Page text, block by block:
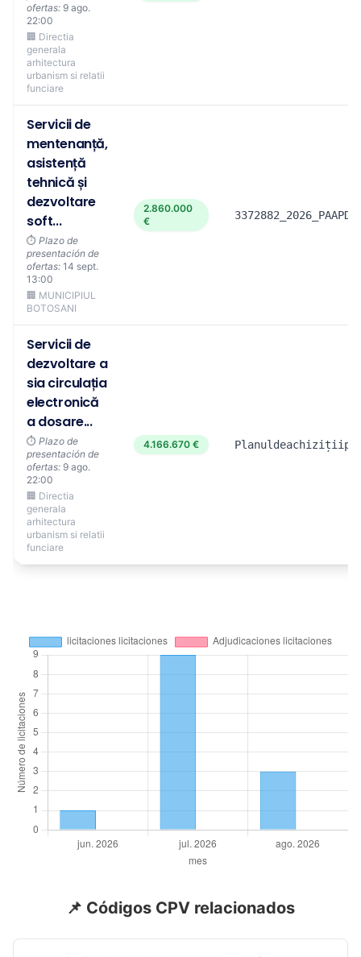
ofertas: 9 ago.
22:00
🏢 Directia
generala
arhitectura
urbanism si relatii
funciare
Servicii de
mentenanță,
asistență
tehnică și
dezvoltare
soft...
⏱️ Plazo de
presentación de
ofertas: 14 sept.
13:00
🏢 MUNICIPIUL
BOTOSANI
2.860.000
€
Servicii de
dezvoltare a
sia circulația
electronică
a dosare...
⏱️ Plazo de
presentación de
ofertas: 9 ago.
22:00
🏢 Directia
generala
arhitectura
urbanism si relatii
funciare
4.166.670 €
📌 Códigos CPV relacionados